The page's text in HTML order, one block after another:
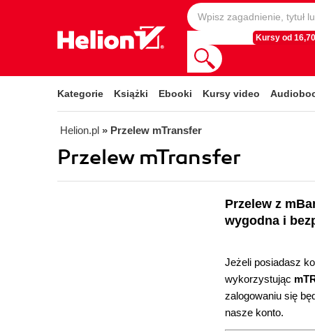
Kursy od 16,70
Kategorie Książki Ebooki Kursy video
Helion.pl » Przelew mTransfer
Przelew mTransfer
Przelew z
wygodna i
Jeżeli posiadasz
wykorzystując
zalogowaniu się
nasze konto.